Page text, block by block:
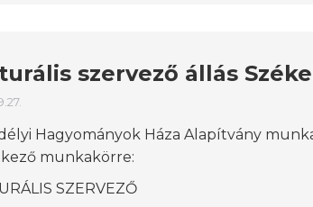
szervező állás
Hagyományok Háza Alapítvány
munkakörre:
SZERVEZŐ